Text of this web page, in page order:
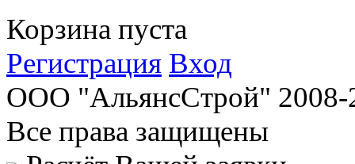
Корзина пуста
Регистрация Вход
ООО "АльянсСтрой" 2008-
Все права защищены